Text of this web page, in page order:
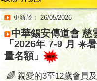
更新於﹕ 26/05/2026
中華錫安傳道會 慈
「2026年 7-9 月 ☀️
量名額」
🌈 親愛的3至12歲會員及